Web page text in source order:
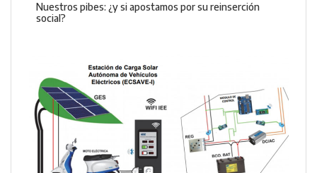
Nuestros pibes: ¿y si apostamos por su reinserción
social?